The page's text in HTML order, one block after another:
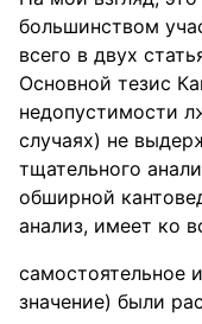
большинством
всего в двух
Основной тезис
недопустимости
случаях) не
тщательного
обширной
анализ, имеет ко
самостоятельное
значение) были